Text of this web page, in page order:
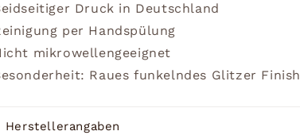
Druck in Deutschland
per Handspülung
mikrowellengeeignet
Raues funkelndes Glitzer Finish
Herstellerangaben